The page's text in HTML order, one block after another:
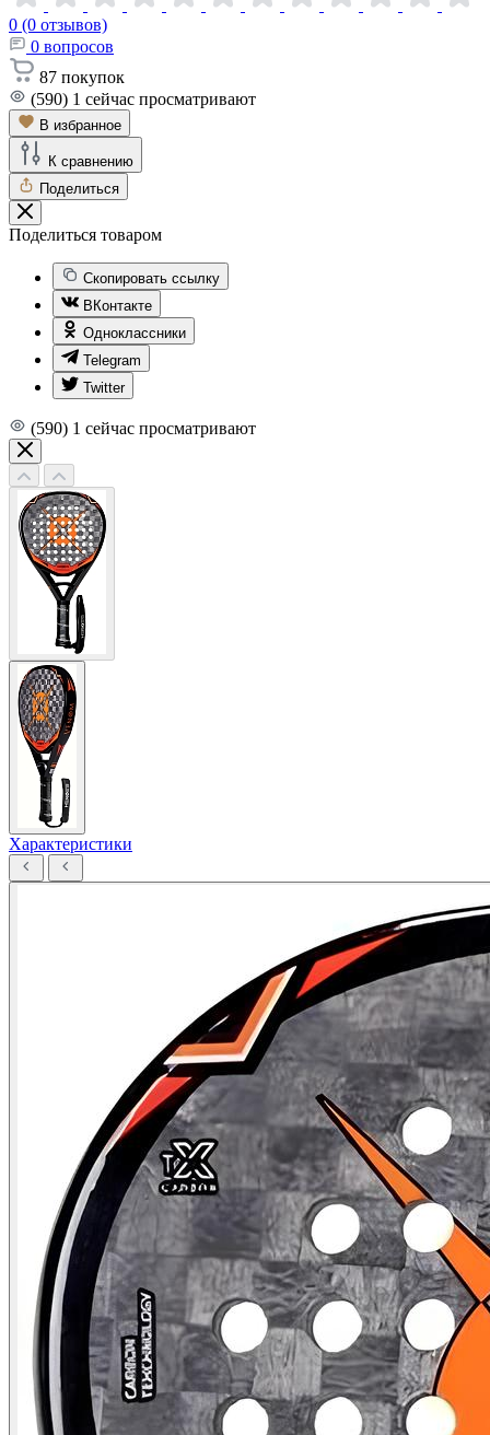
0 (0 отзывов)
0 вопросов
87 покупок
(590) 1 сейчас просматривают
В избранное
К сравнению
Поделиться
Поделиться товаром
Скопировать ссылку
ВКонтакте
Одноклассники
Telegram
Twitter
(590) 1 сейчас просматривают
Характеристики